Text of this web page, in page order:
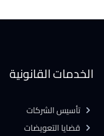
الخدمات القانونية
تأسيس الشركات
قضايا التعويضات